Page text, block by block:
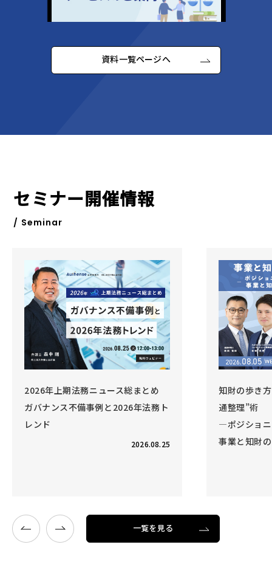
資料一覧ページへ
セミナー開催情報
/ Seminar
ース総まとめ
と2026年法務ト
知財の歩き方 Vol.6 事業と知財の“交
通整理”術
―ポジショニング戦略を強化する、
事業と知財のコラボレーション―
一覧を見る